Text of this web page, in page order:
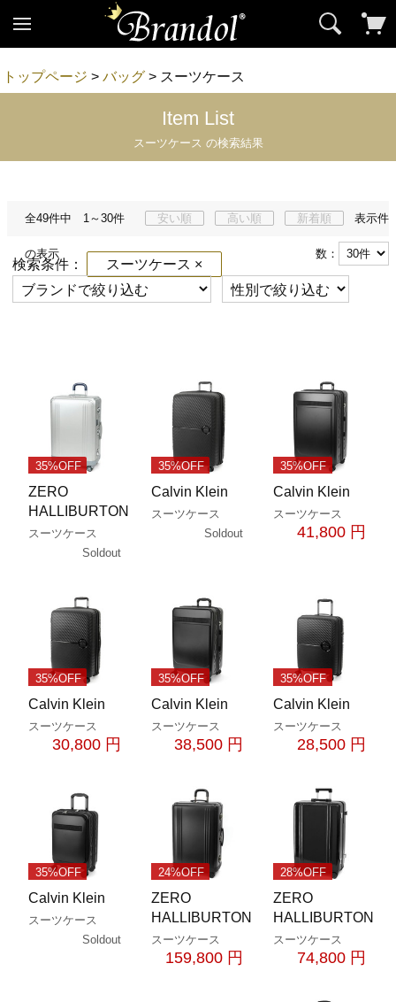
トップページ >バッグ > スーツケース
Item List
スーツケース の検索結果
全49件中 1～30件
の表示
安い順 高い順 新着順 表示件
数：
検索条件： スーツケース ×
35%OFF
ZERO
HALLIBURTON
スーツケース
Soldout
35%OFF
Calvin Klein
スーツケース
Soldout
35%OFF
Calvin Klein
スーツケース
41,800 円
35%OFF
Calvin Klein
スーツケース
30,800 円
35%OFF
Calvin Klein
スーツケース
38,500 円
35%OFF
Calvin Klein
スーツケース
28,500 円
35%OFF
Calvin Klein
スーツケース
Soldout
24%OFF
ZERO
HALLIBURTON
スーツケース
159,800 円
28%OFF
ZERO
HALLIBURTON
スーツケース
74,800 円